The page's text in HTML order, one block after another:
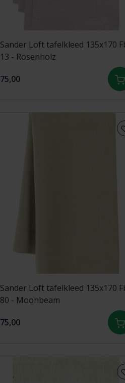
Sander Loft tafelkleed 135x170
13 - Rosenholz
75,00
Sander Loft tafelkleed 135x170
80 - Moonbeam
75,00